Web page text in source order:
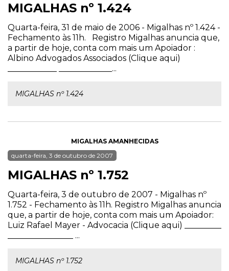
MIGALHAS nº 1.424
Quarta-feira, 31 de maio de 2006 - Migalhas nº 1.424 -
Fechamento às 11h. Registro Migalhas anuncia que,
a partir de hoje, conta com mais um Apoiador :
Albino Advogados Associados (Clique aqui)
____________ _____________...
MIGALHAS nº 1.424
MIGALHAS AMANHECIDAS
quarta-feira, 3 de outubro de 2007
MIGALHAS nº 1.752
Quarta-feira, 3 de outubro de 2007 - Migalhas nº
1.752 - Fechamento às 11h. Registro Migalhas anuncia
que, a partir de hoje, conta com mais um Apoiador:
Luiz Rafael Mayer - Advocacia (Clique aqui) _________
________________ ...
MIGALHAS nº 1.752